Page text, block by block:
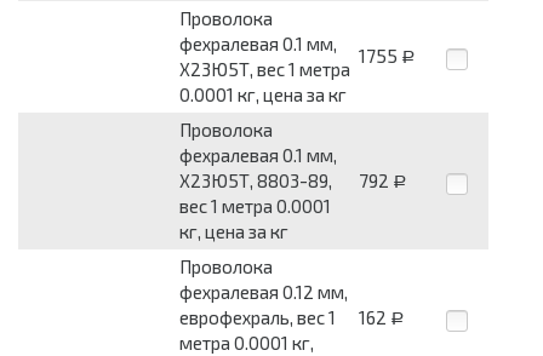
Проволока
фехралевая 0.1 мм,
Х23Ю5Т, вес 1 метра
0.0001 кг, цена за кг
1755 Р
Проволока
фехралевая 0.1 мм,
Х23Ю5Т, 8803-89,
вес 1 метра 0.0001
кг, цена за кг
792 Р
Проволока
фехралевая 0.12 мм,
еврофехраль, вес 1
метра 0.0001 кг,
162 Р